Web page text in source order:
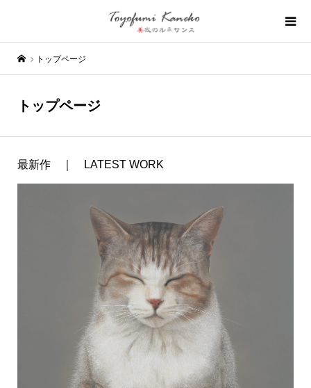
トップページ
トップページ
最新作 ｜ LATEST WORK